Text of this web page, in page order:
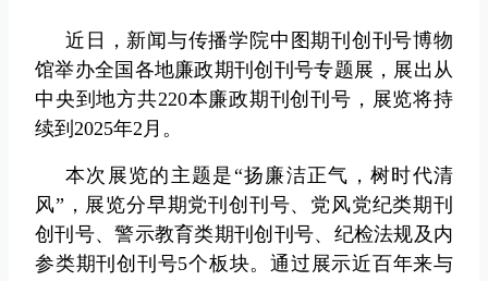
近日，新闻与传播学院中图期刊创刊号博物
馆举办全国各地廉政期刊创刊号专题展，展出从
中央到地方共220本廉政期刊创刊号，展览将持
续到2025年2月。
本次展览的主题是“扬廉洁正气，树时代清
风”，展览分早期党刊创刊号、党风党纪类期刊
创刊号、警示教育类期刊创刊号、纪检法规及内
参类期刊创刊号5个板块。通过展示近百年来与